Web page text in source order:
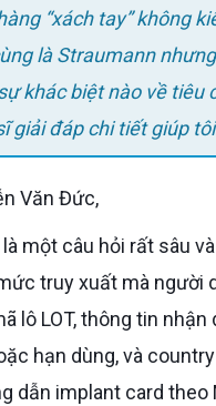
“xách tay” không
khác biệt nào về
giải đáp chi tiết giúp
Văn Đức,
truy xuất mà
lô LOT, thông tin
hạn dùng, và
dẫn implant card